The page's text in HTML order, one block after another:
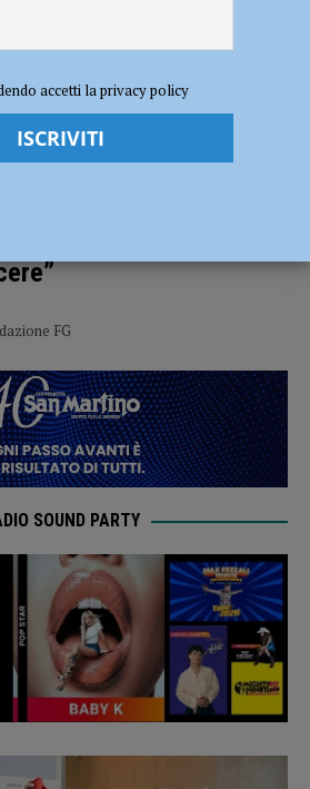
Corrado Sforza Fogliani: “Sapere di
gli avrebbe fatto molto piacere”
intitolato a
FG
SOUND PARTY
accetti la privacy policy